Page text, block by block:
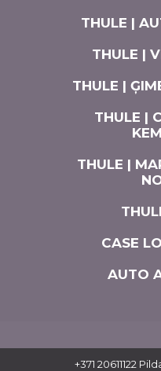
THULE |
THULE |
THULE |
THULE |
THULE |
CASE
AUTO
+371 20611122